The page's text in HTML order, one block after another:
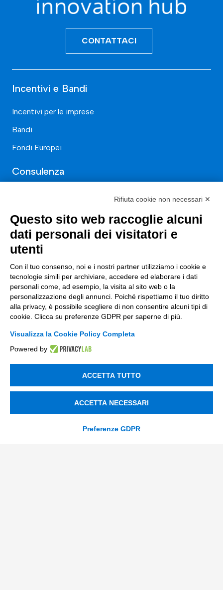
CONTATTACI
Incentivi e Bandi
Incentivi per le imprese
Bandi
Fondi Europei
Consulenza
Nuovi Mercati
Innovazione di prodotto e processo
Digital Marketing
Data & BI
Trasformazione Digitale
Compliance Normativa Integrata
Soluzioni Digitali
Supply Chain
Soluzioni Custom
Rifiuta cookie non necessari ✕
Questo sito web raccoglie alcuni
dati personali dei visitatori e
utenti
Con il tuo consenso, noi e i nostri partner utilizziamo i cookie e
tecnologie simili per archiviare, accedere ed elaborare i dati
personali come, ad esempio, la visita al sito web o la
personalizzazione degli annunci. Poiché rispettiamo il tuo diritto
alla privacy, è possibile scegliere di non consentire alcuni tipi di
cookie. Clicca su preferenze GDPR per saperne di più.
Visualizza la Cookie Policy Completa
Powered by
ACCETTA TUTTO
ACCETTA NECESSARI
Preferenze GDPR